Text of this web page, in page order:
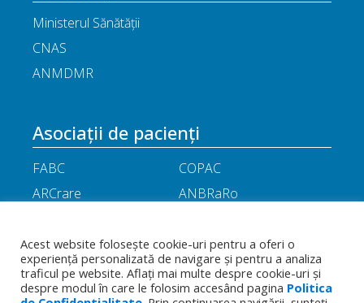
Ministerul Sănătății
CNAS
ANMDMR
Asociații de pacienți
FABC
COPAC
ARCrare
ANBRaRo
ANHR
ARIL
APOR
Little People
Acest website folosește cookie-uri pentru a oferi o
experiență personalizată de navigare și pentru a analiza
traficul pe website. Aflați mai multe despre cookie-uri și
despre modul în care le folosim accesând pagina Politica